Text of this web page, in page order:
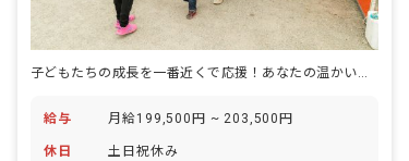
子どもたちの成長を一番近くで応援！あなたの温かい心が輝く場所です。
給与 月給199,500円 ~ 203,500円
休日 土日祝休み